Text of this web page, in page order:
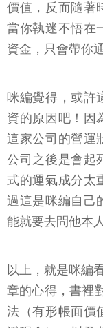
價值，反而隨著
當你執迷不悟在
資金，只會帶你
咪編覺得，或許
資的原因吧！因
這家公司的營運
公司之後是會起
式的運氣成分太
過這是咪編自己
能就要去問他本
以上，就是咪編
章的心得，書裡
法（有形帳面價